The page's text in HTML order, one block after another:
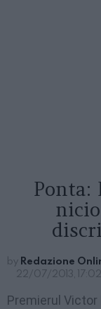
Ponta:
by Redazione
22/07/2013, 17:02
Premierul Victor